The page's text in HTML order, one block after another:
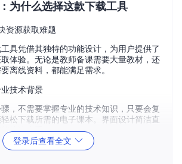
为什么选择这款下载工具
资源获取难题
具凭借其独特的功能设计，为用户提供了
体验。无论是教师备课需要大量教材，还
离线资料，都能满足需求。
技术背景
，不需要掌握专业的技术知识，只要会复
松下载所需的电子课本。界面设计简洁直
能快速上手。
登录后查看全文